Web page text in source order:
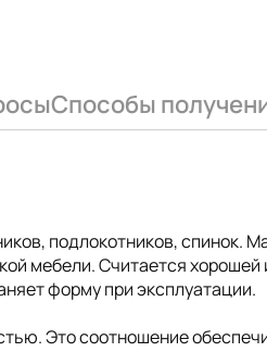
Способы
подлокотников, спинок.
мебели. Считается хорошей
форму при эксплуатации.
Это соотношение